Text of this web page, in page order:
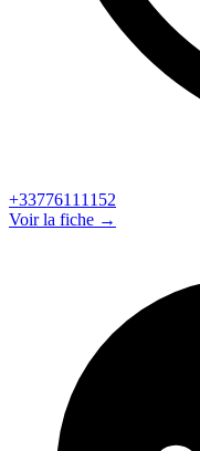
+33776111152
Voir la fiche →